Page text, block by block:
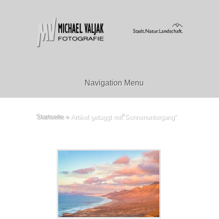
Navigation Menu
Startseite »Artikel getaggt mit"Sonnenuntergang"